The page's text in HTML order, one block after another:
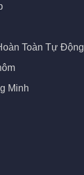
Toàn Tự Động
Minh